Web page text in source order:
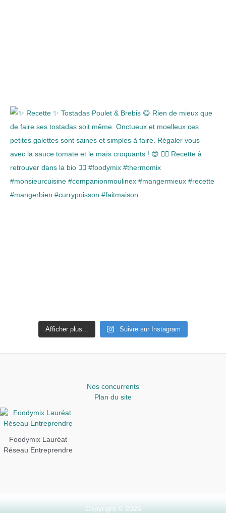
Afficher plus... Suivre sur Instagram
Nos concurrents
Plan du site
Foodymix Lauréat
Réseau Entreprendre
Copyright © 2026